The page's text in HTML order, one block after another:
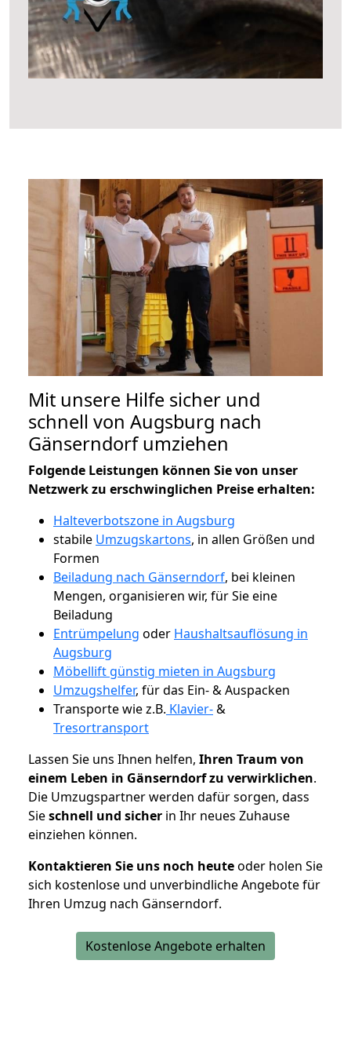
Mit unsere Hilfe sicher und
schnell von Augsburg nach
Gänserndorf umziehen
Folgende Leistungen können Sie von unser
Netzwerk zu erschwinglichen Preise erhalten:
Halteverbotszone in Augsburg
stabile Umzugskartons, in allen Größen und
Formen
Beiladung nach Gänserndorf, bei kleinen
Mengen, organisieren wir, für Sie eine
Beiladung
Entrümpelung oder Haushaltsauflösung in
Augsburg
Möbellift günstig mieten in Augsburg
Umzugshelfer, für das Ein- & Auspacken
Transporte wie z.B. Klavier-&
Tresortransport
Lassen Sie uns Ihnen helfen, Ihren Traum von
einem Leben in Gänserndorf zu verwirklichen.
Die Umzugspartner werden dafür sorgen, dass
Sieschnell und sicher in Ihr neues Zuhause
einziehen können.
Kontaktieren Sie uns noch heuteoder holen Sie
sich kostenlose und unverbindliche Angebote für
Ihren Umzug nach Gänserndorf.
Kostenlose Angebote erhalten